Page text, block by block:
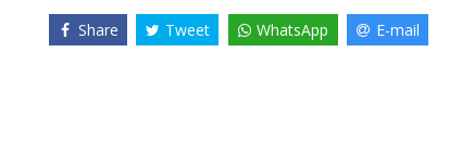
Share Tweet WhatsApp E-mail